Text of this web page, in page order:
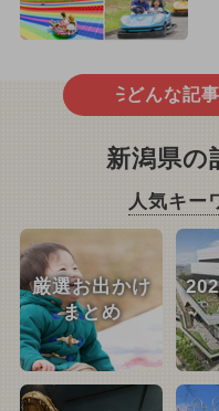
どんな記
新潟県の
人気キー
厳選お出かけ
まとめ